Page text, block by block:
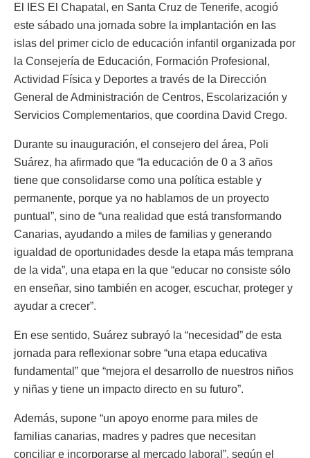
El IES El Chapatal, en Santa Cruz de Tenerife, acogió
este sábado una jornada sobre la implantación en las
islas del primer ciclo de educación infantil organizada por
la Consejería de Educación, Formación Profesional,
Actividad Física y Deportes a través de la Dirección
General de Administración de Centros, Escolarización y
Servicios Complementarios, que coordina David Crego.
Durante su inauguración, el consejero del área, Poli
Suárez, ha afirmado que “la educación de 0 a 3 años
tiene que consolidarse como una política estable y
permanente, porque ya no hablamos de un proyecto
puntual”, sino de “una realidad que está transformando
Canarias, ayudando a miles de familias y generando
igualdad de oportunidades desde la etapa más temprana
de la vida”, una etapa en la que “educar no consiste sólo
en enseñar, sino también en acoger, escuchar, proteger y
ayudar a crecer”.
En ese sentido, Suárez subrayó la “necesidad” de esta
jornada para reflexionar sobre “una etapa educativa
fundamental” que “mejora el desarrollo de nuestros niños
y niñas y tiene un impacto directo en su futuro”.
Además, supone “un apoyo enorme para miles de
familias canarias, madres y padres que necesitan
conciliar e incorporarse al mercado laboral”, según el